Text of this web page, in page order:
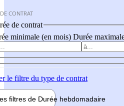
CONTRAT
de contrat
minimale (en mois) Durée
le filtre du type de contrat
filtres de Durée hebdomadaire